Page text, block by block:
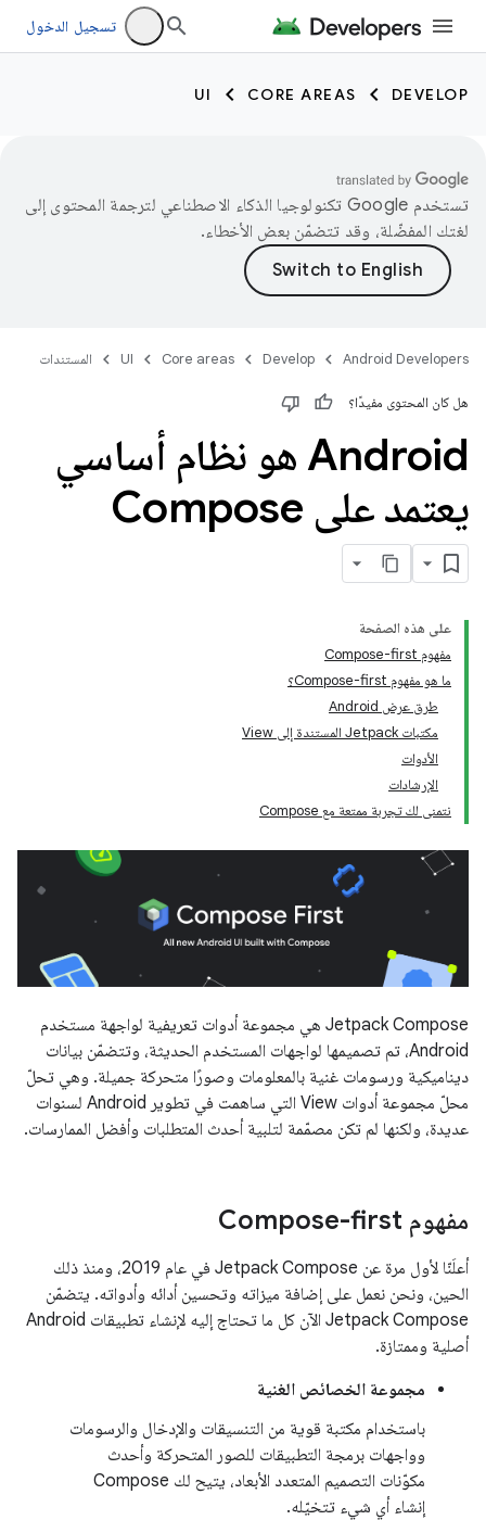
تسجيل الدخول
DEVELOP
CORE AREAS
UI
تستخدم Google تكنولوجيا الذكاء الاصطناعي لترجمة المحتوى إلى
لغتك المفضّلة، وقد تتضمّن بعض الأخطاء.
Android Developers
Develop
Core areas
UI المستندات
هل كان المحتوى مفيدًا؟
‫Android هو نظام أساسي
يعتمد على Compose
على هذه الصفحة
مفهوم Compose-first
ما هو مفهوم Compose-first؟
طرق عرض Android
مكتبات Jetpack المستندة إلى View
الأدوات
الإرشادات
نتمنى لك تجربة ممتعة مع Compose
‫Jetpack Compose هي مجموعة أدوات تعريفية لواجهة مستخدم
Android، تم تصميمها لواجهات المستخدم الحديثة، وتتضمّن بيانات
ديناميكية ورسومات غنية بالمعلومات وصورًا متحركة جميلة. وهي تحلّ
محلّ مجموعة أدوات View التي ساهمت في تطوير Android لسنوات
عديدة، ولكنها لم تكن مصمّمة لتلبية أحدث المتطلبات وأفضل الممارسات.
مفهوم Compose-first
أعلَنّا لأول مرة عن Jetpack Compose في عام 2019، ومنذ ذلك
الحين، ونحن نعمل على إضافة ميزاته وتحسين أدائه وأدواته. يتضمّن
Jetpack Compose الآن كل ما تحتاج إليه لإنشاء تطبيقات Android
أصلية وممتازة.
مجموعة الخصائص الغنية
باستخدام مكتبة قوية من التنسيقات والإدخال والرسومات
وواجهات برمجة التطبيقات للصور المتحركة وأحدث
مكوّنات التصميم المتعدد الأبعاد، يتيح لك Compose
إنشاء أي شيء تتخيّله.